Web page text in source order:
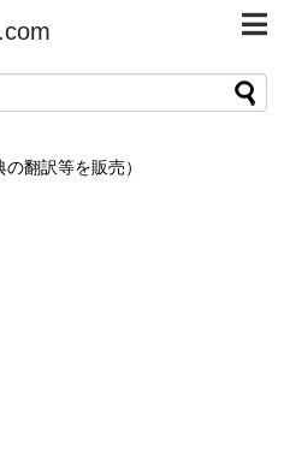
の翻訳等を販売）